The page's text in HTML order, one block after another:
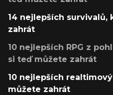
14 nejlepších survivalů,
zahrát
10 nejlepších RPG z
si teď můžete zahrát
10 nejlepších
můžete zahrát